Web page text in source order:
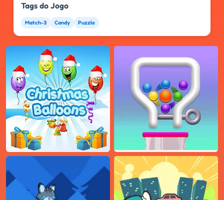
Tags do Jogo
Match-3 Candy Puzzle